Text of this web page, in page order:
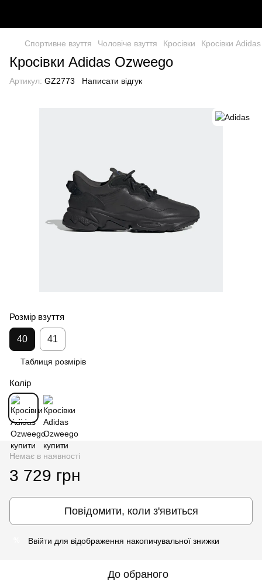
Спортивне взуття Чоловіче взуття Кросівки Кросівки
Кросівки Adidas Ozweego
Артикул: GZ2773 Написати відгук
Розмір взуття
40 41
Таблиця розмірів
Колір
Немає в наявності
3 729 грн
Повідомити, коли з'явиться
Ввійти для відображення накопичувальної знижки
До обраного